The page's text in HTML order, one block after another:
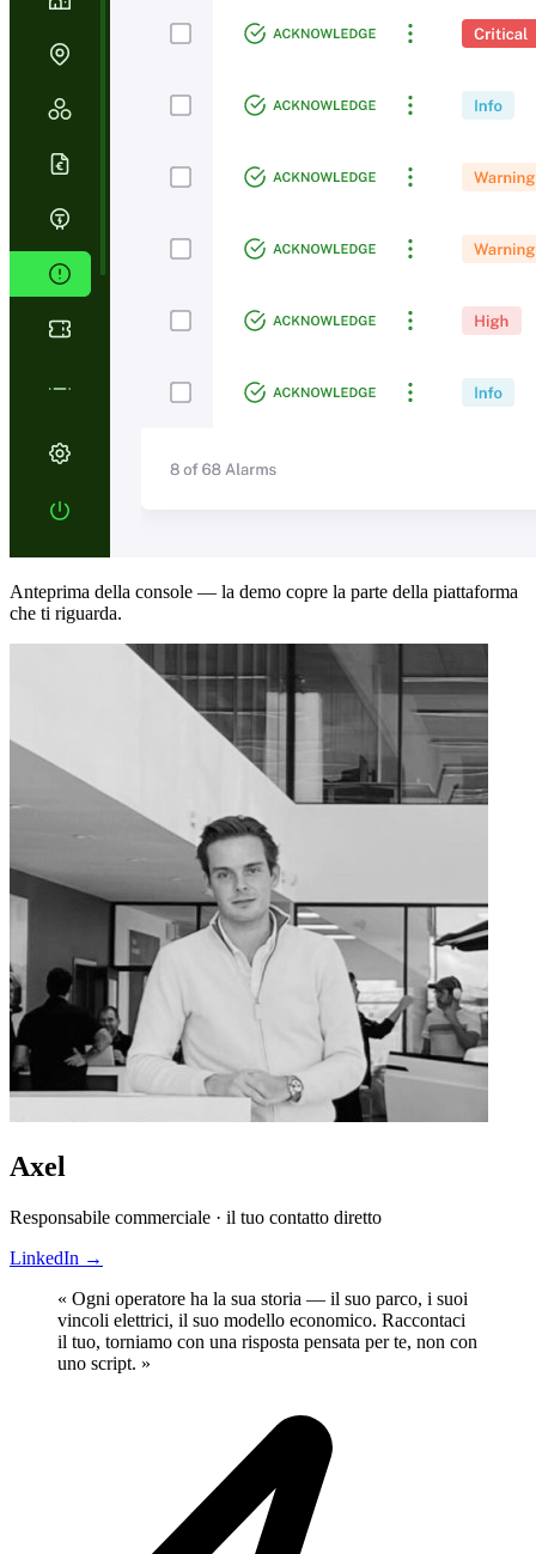
Anteprima della console — la demo copre la parte della piattaforma
che ti riguarda.
Axel
Responsabile commerciale · il tuo contatto diretto
LinkedIn →
« Ogni operatore ha la sua storia — il suo parco, i suoi
vincoli elettrici, il suo modello economico. Raccontaci
il tuo, torniamo con una risposta pensata per te, non con
uno script. »